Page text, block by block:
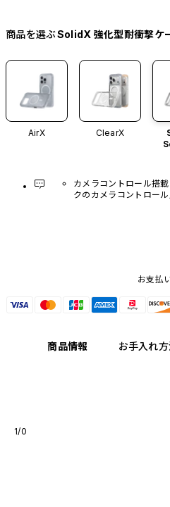
商品を選ぶSolidX 強化型耐衝撃ケ
AirX ClearX
カメラコントロール搭
クのカメラコントロー
お支払
商品情報 お手入れ
1/0